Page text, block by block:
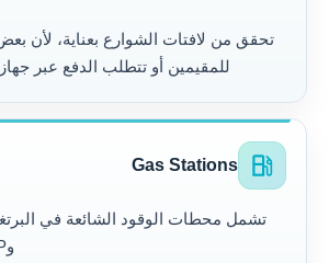
تحقق من لافتات الشوارع بعناية، لأن
للمقيمين أو تتطلب الدفع عبر
local_gas_station
Gas Stations
وBP وCepsa وPrio.